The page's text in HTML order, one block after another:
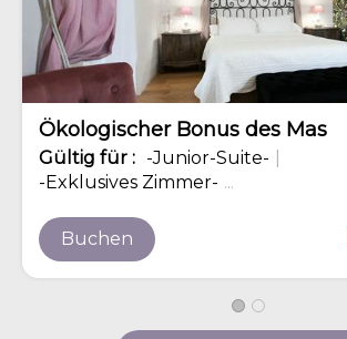
Ökologischer Bonus des Mas
Gültig für : -Junior-Suite-
-Exklusives Zimmer- ...
Buchen